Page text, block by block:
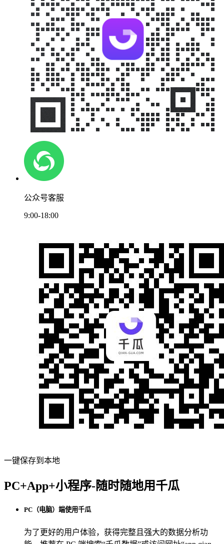
公众号客服
9:00-18:00
一键保存到本地
PC+App+小程序-随时随地用千瓜
PC（电脑）端使用千瓜
为了更好的用户体验，获得完整且强大的数据分析功